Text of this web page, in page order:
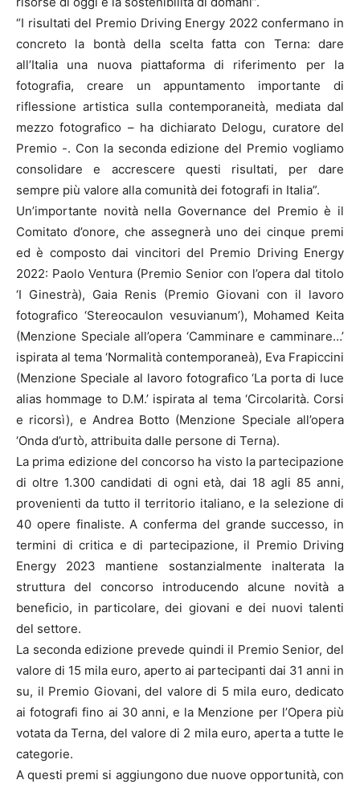
“I risultati del Premio Driving Energy 2022 confermano in
concreto la bontà della scelta fatta con Terna: dare
all’Italia una nuova piattaforma di riferimento per la
fotografia, creare un appuntamento importante di
riflessione artistica sulla contemporaneità, mediata dal
mezzo fotografico – ha dichiarato Delogu, curatore del
Premio -. Con la seconda edizione del Premio vogliamo
consolidare e accrescere questi risultati, per dare
sempre più valore alla comunità dei fotografi in Italia”.
Un’importante novità nella Governance del Premio è il
Comitato d’onore, che assegnerà uno dei cinque premi
ed è composto dai vincitori del Premio Driving Energy
2022: Paolo Ventura (Premio Senior con l’opera dal titolo
‘I Ginestrà), Gaia Renis (Premio Giovani con il lavoro
fotografico ‘Stereocaulon vesuvianum’), Mohamed Keita
(Menzione Speciale all’opera ‘Camminare e camminare…’
ispirata al tema ‘Normalità contemporaneà), Eva Frapiccini
(Menzione Speciale al lavoro fotografico ‘La porta di luce
alias hommage to D.M.’ ispirata al tema ‘Circolarità. Corsi
e ricorsì), e Andrea Botto (Menzione Speciale all’opera
‘Onda d’urtò, attribuita dalle persone di Terna).
La prima edizione del concorso ha visto la partecipazione
di oltre 1.300 candidati di ogni età, dai 18 agli 85 anni,
provenienti da tutto il territorio italiano, e la selezione di
40 opere finaliste. A conferma del grande successo, in
termini di critica e di partecipazione, il Premio Driving
Energy 2023 mantiene sostanzialmente inalterata la
struttura del concorso introducendo alcune novità a
beneficio, in particolare, dei giovani e dei nuovi talenti
del settore.
La seconda edizione prevede quindi il Premio Senior, del
valore di 15 mila euro, aperto ai partecipanti dai 31 anni in
su, il Premio Giovani, del valore di 5 mila euro, dedicato
ai fotografi fino ai 30 anni, e la Menzione per l’Opera più
votata da Terna, del valore di 2 mila euro, aperta a tutte le
categorie.
A questi premi si aggiungono due nuove opportunità, con